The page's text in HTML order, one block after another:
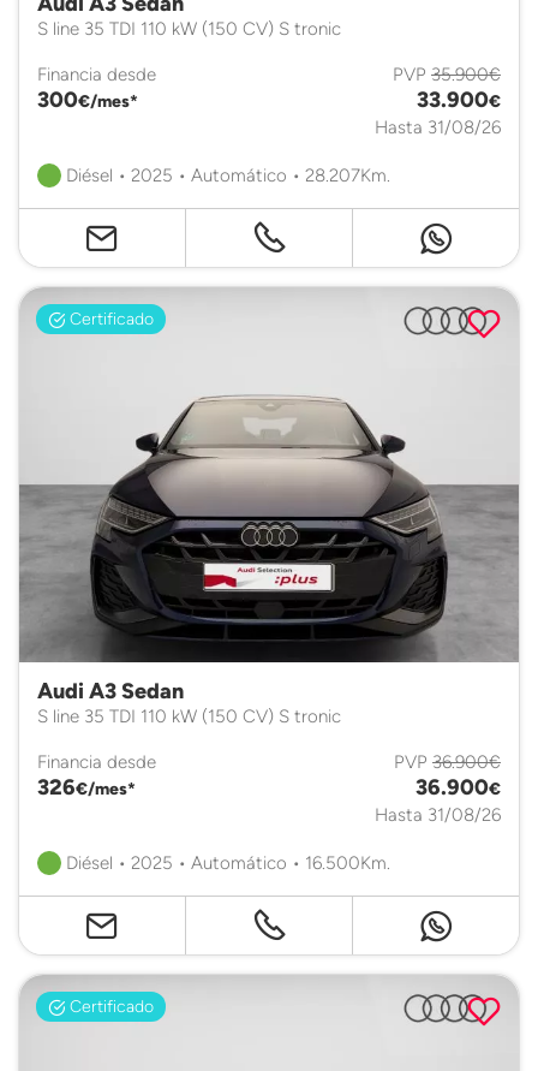
S line 35 TDI 110 kW (150 CV) S tronic
Financia desde
300€/mes*
PVP 35.900€
33.900€
Hasta 31/08/26
Diésel • 2025 • Automático • 28.207Km.
Certificado
Audi A3 Sedan
S line 35 TDI 110 kW (150 CV) S tronic
Financia desde
326€/mes*
PVP 36.900€
36.900€
Hasta 31/08/26
Diésel • 2025 • Automático • 16.500Km.
Certificado